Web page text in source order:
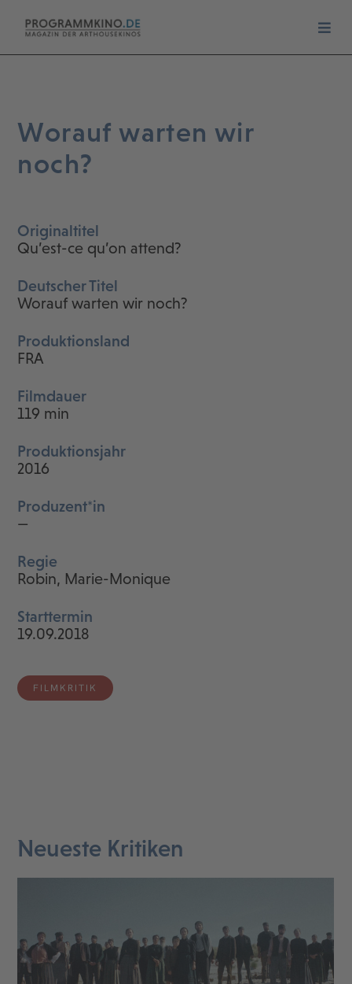
Worauf warten wir
noch?
Originaltitel
Qu’est-ce qu’on attend?
Deutscher Titel
Worauf warten wir noch?
Produktionsland
FRA
Filmdauer
119 min
Produktionsjahr
2016
Produzent*in
—
Regie
Robin, Marie-Monique
Starttermin
19.09.2018
FILMKRITIK
Neueste Kritiken